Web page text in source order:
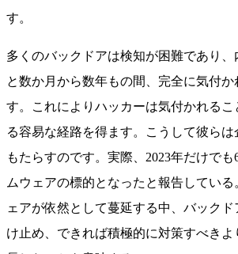
す。
多くのバックドアは検知が困難であり、
と数か月から数年もの間、完全に気付か
す。これによりハッカーは気付かれる
る容易な経路を得ます。こうして彼ら
もたらすのです。実際、2023年だけで
ムウェアの標的となったと報告してい
ェアが依然として蔓延する中、バック
け止め、できれば積極的に対策すべき